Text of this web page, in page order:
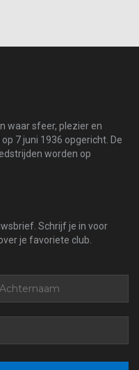
waar sfeer, plezier en
7 juni 1936 opgericht. De
worden op
Schrijf je in voor
je favoriete club.